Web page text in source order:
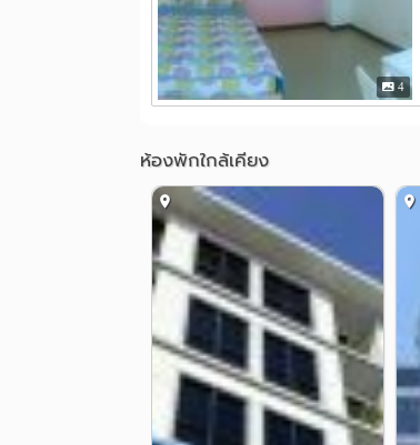
4
ห้องพักใกล้เคียง